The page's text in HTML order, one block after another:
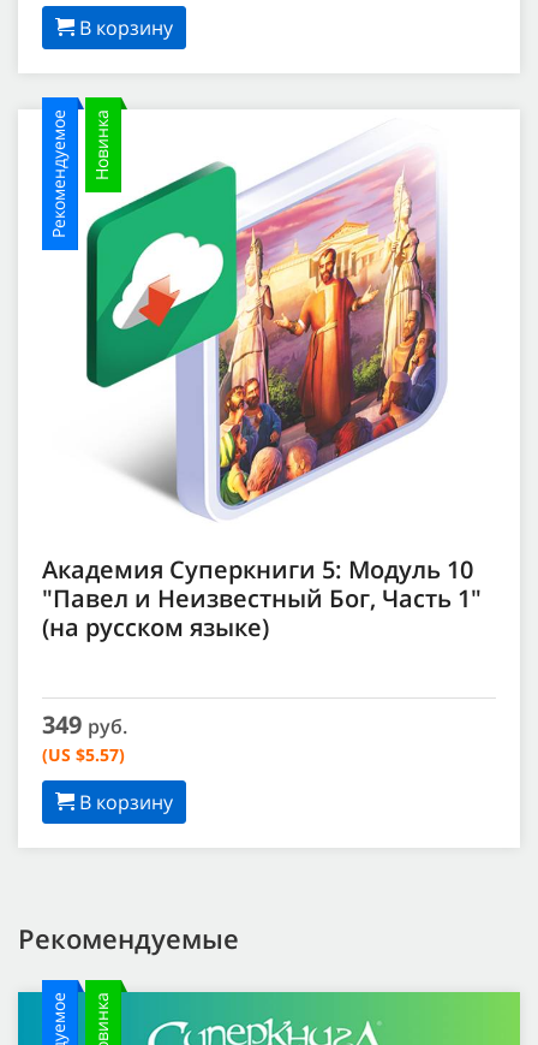
В корзину
Рекомендуемое Новинка
Академия Суперкниги 5: Модуль 10
"Павел и Неизвестный Бог, Часть 1"
(на русском языке)
349 руб.
(US $5.57)
В корзину
Рекомендуемые
Новинка